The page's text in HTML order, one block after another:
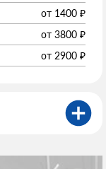
от 1400 ₽
от 3800 ₽
от 2900 ₽